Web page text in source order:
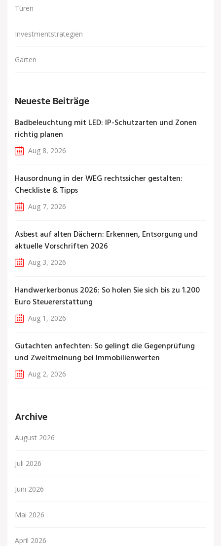
Türen
Investmentstrategien
Garten
Neueste Beiträge
Badbeleuchtung mit LED: IP-Schutzarten und Zonen
richtig planen
Aug 8, 2026
Hausordnung in der WEG rechtssicher gestalten:
Checkliste & Tipps
Aug 7, 2026
Asbest auf alten Dächern: Erkennen, Entsorgung und
aktuelle Vorschriften 2026
Aug 3, 2026
Handwerkerbonus 2026: So holen Sie sich bis zu 1.200
Euro Steuererstattung
Aug 1, 2026
Gutachten anfechten: So gelingt die Gegenprüfung
und Zweitmeinung bei Immobilienwerten
Aug 2, 2026
Archive
August 2026
Juli 2026
Juni 2026
Mai 2026
April 2026